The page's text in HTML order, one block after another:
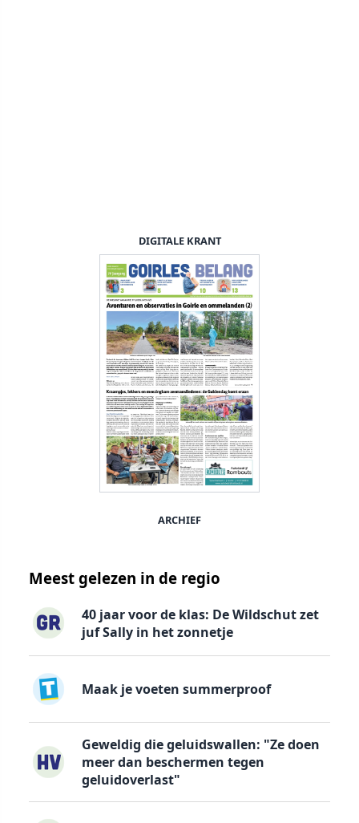
DIGITALE KRANT
ARCHIEF
Meest gelezen in de regio
40 jaar voor de klas: De Wildschut zet
juf Sally in het zonnetje
Maak je voeten summerproof
Geweldig die geluidswallen: "Ze doen
meer dan beschermen tegen
geluidoverlast"